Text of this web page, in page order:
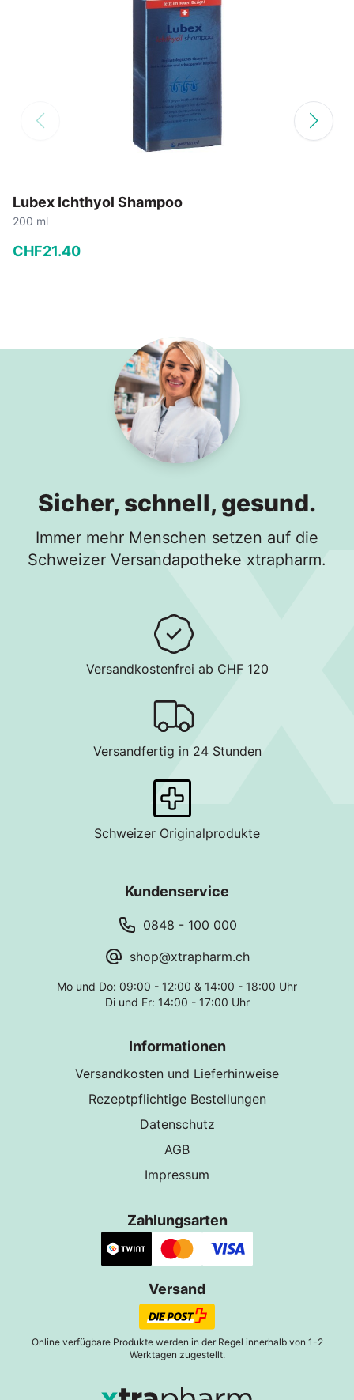
Lubex Ichthyol Shampoo
200 ml
CHF21.40
Sicher, schnell, gesund.
Immer mehr Menschen setzen auf die
Schweizer Versandapotheke xtrapharm.
Versandkostenfrei ab CHF 120
Versandfertig in 24 Stunden
Schweizer Originalprodukte
Kundenservice
0848 - 100 000
shop@xtrapharm.ch
Mo und Do: 09:00 - 12:00 & 14:00 - 18:00 Uhr
Di und Fr: 14:00 - 17:00 Uhr
Informationen
Versandkosten und Lieferhinweise
Rezeptpflichtige Bestellungen
Datenschutz
AGB
Impressum
Zahlungsarten
Versand
Online verfügbare Produkte werden in der Regel innerhalb von 1-2
Werktagen zugestellt.